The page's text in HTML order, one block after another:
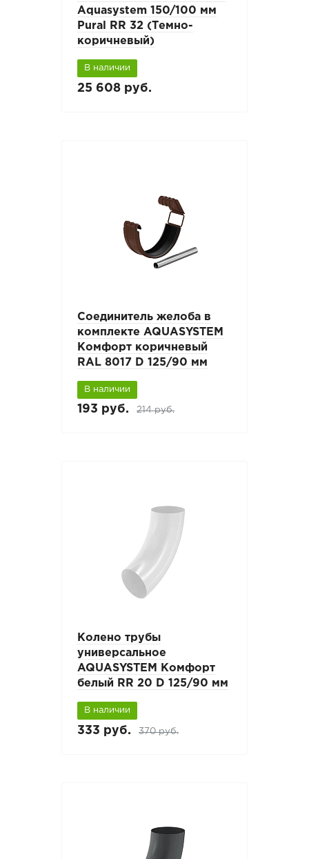
Aquasystem 150/100 мм
Pural RR 32 (Темно-
коричневый)
В наличии
25 608 руб.
Соединитель желоба в
комплекте AQUASYSTEM
Комфорт коричневый
RAL 8017 D 125/90 мм
В наличии
193 руб. 214 руб.
Колено трубы
универсальное
AQUASYSTEM Комфорт
белый RR 20 D 125/90 мм
В наличии
333 руб. 370 руб.